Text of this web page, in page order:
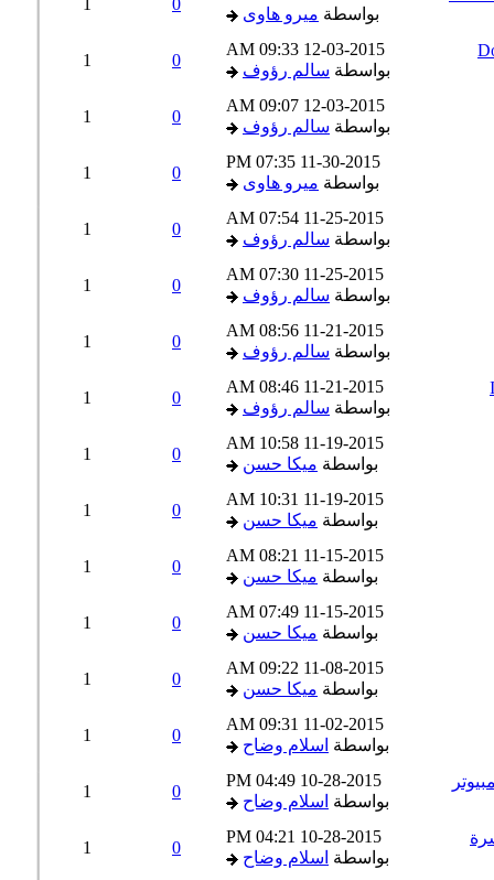
بواسطةميرو هاوى
12-03-2015
09:33 AM
بواسطةسالم رؤوف
12-03-2015
09:07 AM
بواسطةسالم رؤوف
11-30-2015
07:35 PM
بواسطةميرو هاوى
11-25-2015
07:54 AM
بواسطةسالم رؤوف
11-25-2015
07:30 AM
بواسطةسالم رؤوف
11-21-2015
08:56 AM
بواسطةسالم رؤوف
11-21-2015
08:46 AM
بواسطةسالم رؤوف
11-19-2015
10:58 AM
بواسطةميكا حسن
11-19-2015
10:31 AM
بواسطةميكا حسن
11-15-2015
08:21 AM
بواسطةميكا حسن
11-15-2015
07:49 AM
بواسطةميكا حسن
11-08-2015
09:22 AM
بواسطةميكا حسن
11-02-2015
09:31 AM
بواسطةاسلام وضاح
10-28-2015
04:49 PM
بواسطةاسلام وضاح
10-28-2015
04:21 PM
بواسطةاسلام وضاح